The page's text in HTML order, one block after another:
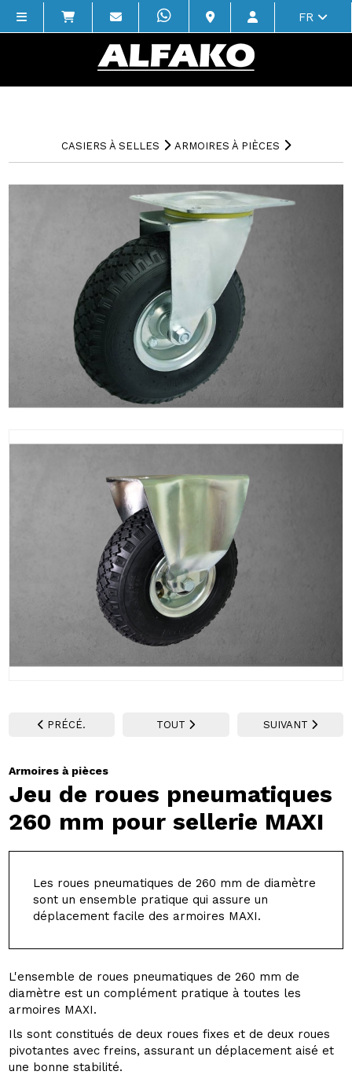
FR
CASIERS À SELLES ARMOIRES À PIÈCES
PRÉCÉ. TOUT SUIVANT
Armoires à pièces
Jeu de roues pneumatiques
260 mm pour sellerie MAXI
Les roues pneumatiques de 260 mm de diamètre
sont un ensemble pratique qui assure un
déplacement facile des armoires MAXI.
L'ensemble de roues pneumatiques de 260 mm de
diamètre est un complément pratique à toutes les
armoires MAXI.
Ils sont constitués de deux roues fixes et de deux roues
pivotantes avec freins, assurant un déplacement aisé et
une bonne stabilité.